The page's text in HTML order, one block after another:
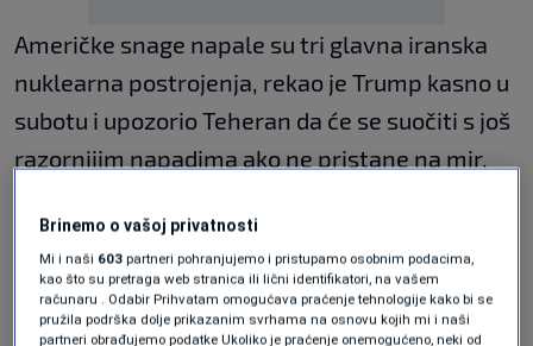
Američke snage napale su tri glavna iranska
nuklearna postrojenja, rekao je Trump kasno u
subotu i upozorio Teheran da će se suočiti s još
razornijim napadima ako ne pristane na mir.
"Trump, koji je došao kao predsjednik
mirotvorac, započeo je novi rat za SAD",
napisao je Medvedev na svojem Telegram
kanalu.
Brinemo o vašoj privatnosti
Mi i naši 603 partneri pohranjujemo i pristupamo osobnim podacima,
kao što su pretraga web stranica ili lični identifikatori, na vašem
računaru . Odabir Prihvatam omogućava praćenje tehnologije kako bi se
pružila podrška dolje prikazanim svrhama na osnovu kojih mi i naši
partneri obrađujemo podatke Ukoliko je praćenje onemogućeno, neki od